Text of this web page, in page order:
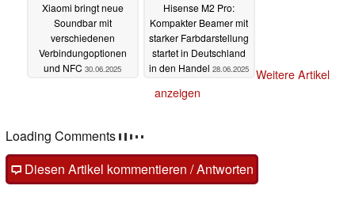
Xiaomi bringt neue
Soundbar mit
verschiedenen
Verbindungoptionen
und NFC 30.06.2025
Hisense M2 Pro:
Kompakter Beamer mit
starker Farbdarstellung
startet in Deutschland
in den Handel 28.06.2025
Weitere Artikel
anzeigen
Loading Comments
Diesen Artikel kommentieren / Antworten